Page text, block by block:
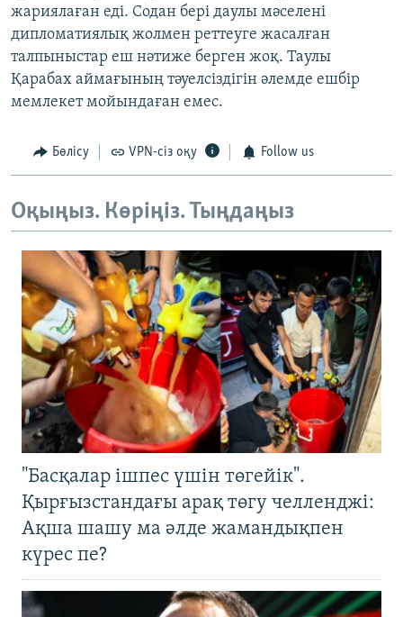
жариялаған еді. Содан бері даулы мәселені
дипломатиялық жолмен реттеуге жасалған
талпыныстар еш нәтиже берген жоқ. Таулы
Қарабах аймағының тәуелсіздігін әлемде ешбір
мемлекет мойындаған емес.
Бөлісу VPN-сіз оқу Follow us
Оқыңыз. Көріңіз. Тыңдаңыз
"Басқалар ішпес үшін төгейік".
Қырғызстандағы арақ төгу челленджі:
Ақша шашу ма әлде жамандықпен
күрес пе?